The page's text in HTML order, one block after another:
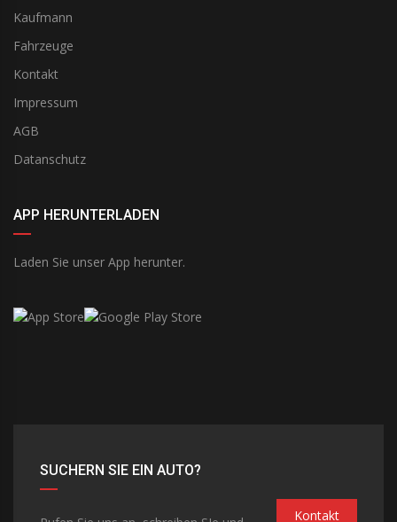
Kaufmann
Fahrzeuge
Kontakt
Impressum
AGB
Datanschutz
APP HERUNTERLADEN
Laden Sie unser App herunter.
SUCHERN SIE EIN AUTO?
Kontakt